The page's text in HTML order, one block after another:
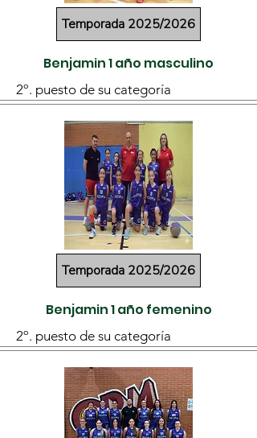
Temporada 2025/2026
Benjamin 1 año masculino
2º. puesto de su categoría
Temporada 2025/2026
Benjamin 1 año femenino
2º. puesto de su categoría